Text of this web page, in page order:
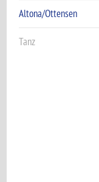
Altona/Ottensen
Tanz